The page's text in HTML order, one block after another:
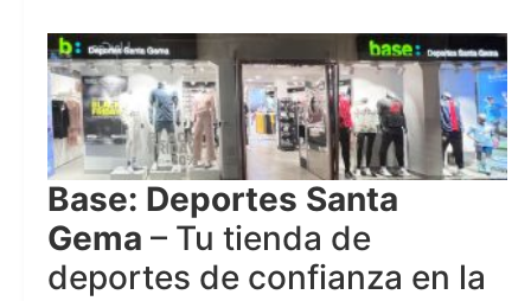
Base: Deportes Santa
Gema – Tu tienda de
deportes de confianza en la